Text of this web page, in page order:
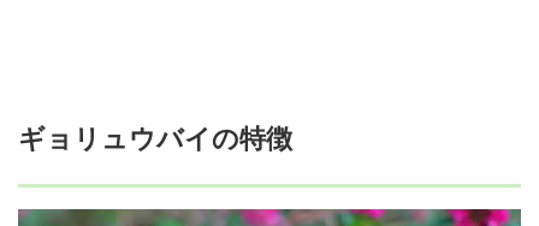
ギョリュウバイの特徴